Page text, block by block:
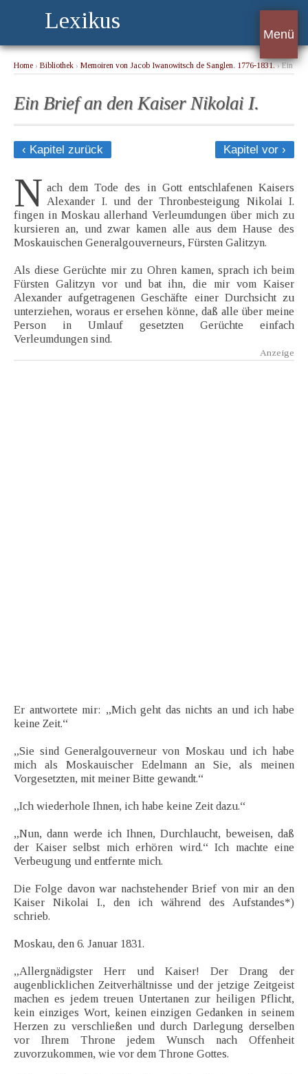
Lexikus
Menü
Home › Bibliothek › Memoiren von Jacob Iwanowitsch de Sanglen. 1776-1831.› Ein
Ein Brief an den Kaiser Nikolai I.
‹ Kapitel zurück Kapitel vor ›
N ach dem Tode des in Gott entschlafenen Kaisers
Alexander I. und der Thronbesteigung Nikolai I.
fingen in Moskau allerhand Verleumdungen über mich zu
kursieren an, und zwar kamen alle aus dem Hause des
Moskauischen Generalgouverneurs, Fürsten Galitzyn.
Als diese Gerüchte mir zu Ohren kamen, sprach ich beim
Fürsten Galitzyn vor und bat ihn, die mir vom Kaiser
Alexander aufgetragenen Geschäfte einer Durchsicht zu
unterziehen, woraus er ersehen könne, daß alle über meine
Person in Umlauf gesetzten Gerüchte einfach
Verleumdungen sind.
Er antwortete mir: „Mich geht das nichts an und ich habe
keine Zeit.“
„Sie sind Generalgouverneur von Moskau und ich habe
mich als Moskauischer Edelmann an Sie, als meinen
Vorgesetzten, mit meiner Bitte gewandt.“
,,Ich wiederhole Ihnen, ich habe keine Zeit dazu.“
„Nun, dann werde ich Ihnen, Durchlaucht, beweisen, daß
der Kaiser selbst mich erhören wird.“ Ich machte eine
Verbeugung und entfernte mich.
Die Folge davon war nachstehender Brief von mir an den
Kaiser Nikolai I., den ich während des Aufstandes*)
schrieb.
Moskau, den 6. Januar 1831.
„Allergnädigster Herr und Kaiser! Der Drang der
augenblicklichen Zeitverhältnisse und der jetzige Zeitgeist
machen es jedem treuen Untertanen zur heiligen Pflicht,
kein einziges Wort, keinen einzigen Gedanken in seinem
Herzen zu verschließen und durch Darlegung derselben
vor Ihrem Throne jedem Wunsch nach Offenheit
zuvorzukommen, wie vor dem Throne Gottes.